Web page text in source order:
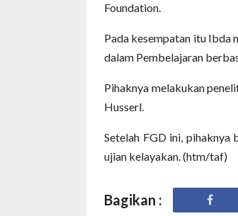
Foundation.
Pada kesempatan itu Ibda
dalam Pembelajaran
Pihaknya melakukan
Husserl.
Setelah FGD ini, pihaknya
ujian kelayakan. (htm/taf)
Bagikan :